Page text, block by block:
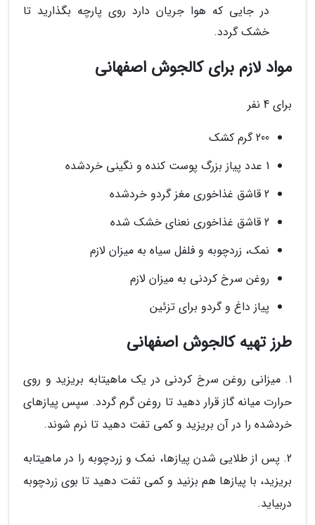
در جایی که هوا جریان دارد روی پارچه بگذارید تا
خشک گردد.
مواد لازم برای کالجوش اصفهانی
برای 4 نفر
200 گرم کشک
1 عدد پیاز بزرگ پوست کنده و نگینی خردشده
2 قاشق غذاخوری مغز گردو خردشده
2 قاشق غذاخوری نعنای خشک شده
نمک، زردچوبه و فلفل سیاه به میزان لازم
روغن سرخ کردنی به میزان لازم
پیاز داغ و گردو برای تزئین
طرز تهیه کالجوش اصفهانی
1. میزانی روغن سرخ کردنی در یک ماهیتابه بریزید و روی
حرارت میانه گاز قرار دهید تا روغن گرم گردد. سپس پیازهای
خردشده را در آن بریزید و کمی تفت دهید تا نرم شوند.
2. پس از طلایی شدن پیازها، نمک و زردچوبه را در ماهیتابه
بریزید، با پیازها هم بزنید و کمی تفت دهید تا بوی زردچوبه
دربیاید.